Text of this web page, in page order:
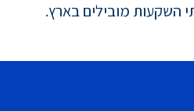
השקעות מובילים בארץ.